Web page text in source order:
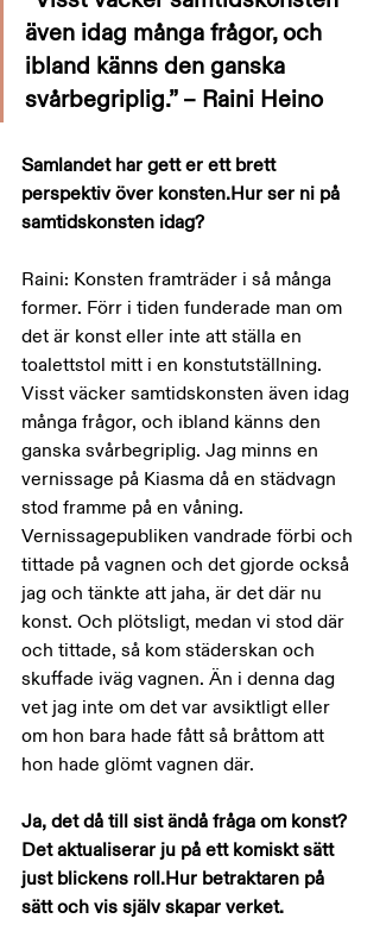
även idag många frågor, och
ibland känns den ganska
svårbegriplig.” – Raini Heino
Samlandet har gett er ett brett
perspektiv över konsten.Hur ser ni på
samtidskonsten idag?
Raini: Konsten framträder i så många
former. Förr i tiden funderade man om
det är konst eller inte att ställa en
toalettstol mitt i en konstutställning.
Visst väcker samtidskonsten även idag
många frågor, och ibland känns den
ganska svårbegriplig. Jag minns en
vernissage på Kiasma då en städvagn
stod framme på en våning.
Vernissagepubliken vandrade förbi och
tittade på vagnen och det gjorde också
jag och tänkte att jaha, är det där nu
konst. Och plötsligt, medan vi stod där
och tittade, så kom städerskan och
skuffade iväg vagnen. Än i denna dag
vet jag inte om det var avsiktligt eller
om hon bara hade fått så bråttom att
hon hade glömt vagnen där.
Ja, det då till sist ändå fråga om konst?
Det aktualiserar ju på ett komiskt sätt
just blickens roll.Hur betraktaren på
sätt och vis själv skapar verket.